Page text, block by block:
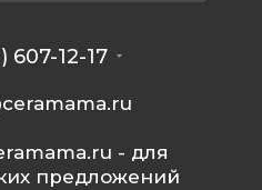
607-12-17
- для
предложений